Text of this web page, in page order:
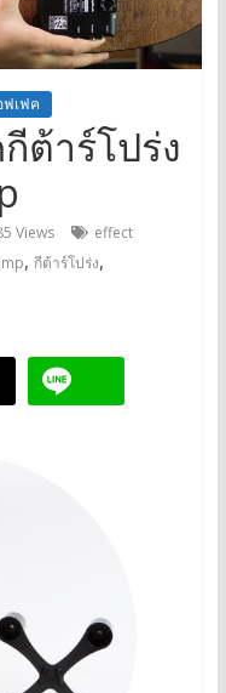
ฟเฟค
ต้าร์โปร่ง
Views
effect
, กีต้าร์โปร่ง,